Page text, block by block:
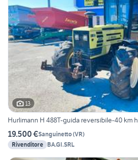
13
Hurlimann H 488T-guida reversibile-40 km h
19.500 €Sanguinetto(VR)
Rivenditore BA.GI.SRL